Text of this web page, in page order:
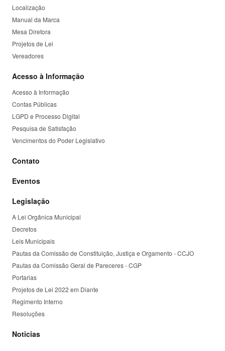
Localização
Manual da Marca
Mesa Diretora
Projetos de Lei
Vereadores
Acesso à Informação
Acesso à Informação
Contas Públicas
LGPD e Processo Digital
Pesquisa de Satisfação
Vencimentos do Poder Legislativo
Contato
Eventos
Legislação
A Lei Orgânica Municipal
Decretos
Leis Municipais
Pautas da Comissão de Constituição, Justiça e Orgamento - CCJO
Pautas da Comissão Geral de Pareceres - CGP
Portarias
Projetos de Lei 2022 em Diante
Regimento Interno
Resoluções
Noticias